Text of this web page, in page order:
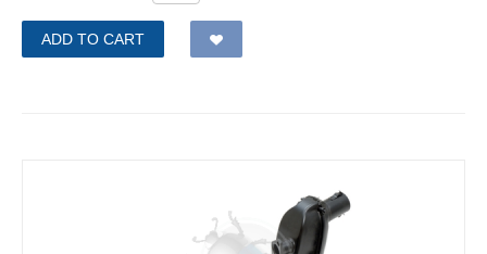
ADD TO CART